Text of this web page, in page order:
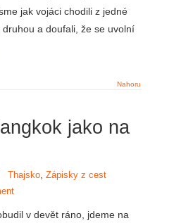
jak vojáci chodili z jedné
a doufali, že se uvolní
Nahoru
jako na
Thajsko, Zápisky z cest
v devět ráno, jdeme na